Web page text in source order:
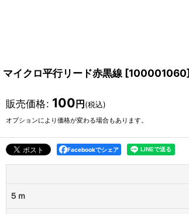
マイクロ平行リード赤黒線 [100001060]
販売価格: 100円(税込)
オプションにより価格が変わる場合もあります。
Facebookでシェア
５ｍ